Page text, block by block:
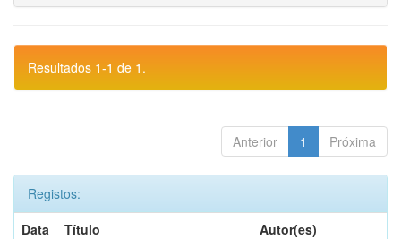
Resultados 1-1 de 1.
Anterior 1 Próxima
Registos:
Data
Título
Autor(es)